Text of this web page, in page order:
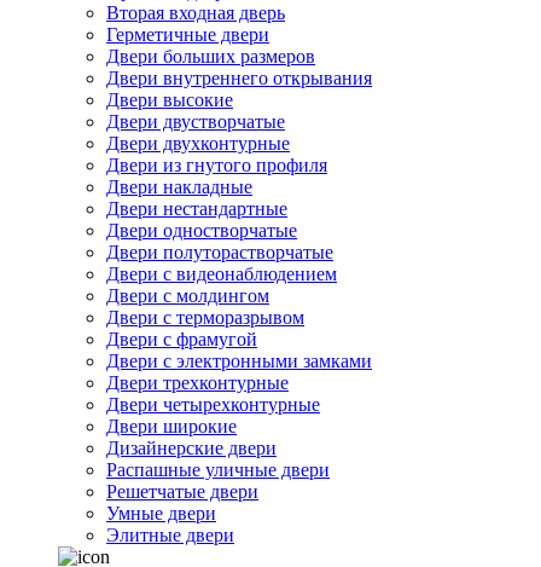
Вторая входная дверь
Герметичные двери
Двери больших размеров
Двери внутреннего открывания
Двери высокие
Двери двустворчатые
Двери двухконтурные
Двери из гнутого профиля
Двери накладные
Двери нестандартные
Двери одностворчатые
Двери полуторастворчатые
Двери с видеонаблюдением
Двери с молдингом
Двери с терморазрывом
Двери с фрамугой
Двери с электронными замками
Двери трехконтурные
Двери четырехконтурные
Двери широкие
Дизайнерские двери
Распашные уличные двери
Решетчатые двери
Умные двери
Элитные двери